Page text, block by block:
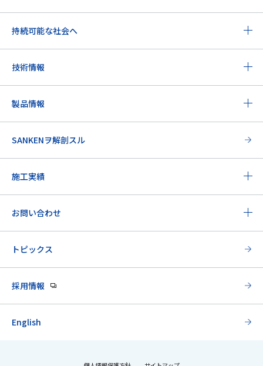
持続可能な社会へ
技術情報
製品情報
SANKENヲ解剖スル
施工実績
お問い合わせ
トピックス
採用情報
English